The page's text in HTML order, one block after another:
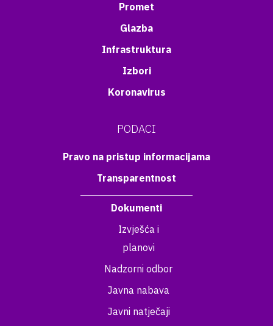
Promet
Glazba
Infrastruktura
Izbori
Koronavirus
PODACI
Pravo na pristup informacijama
Transparentnost
Dokumenti
Izvješća i
planovi
Nadzorni odbor
Javna nabava
Javni natječaji